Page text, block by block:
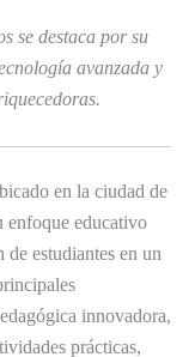
se destaca por su
avanzada y
en la ciudad de
enfoque educativo
estudiantes en un
innovadora,
prácticas,